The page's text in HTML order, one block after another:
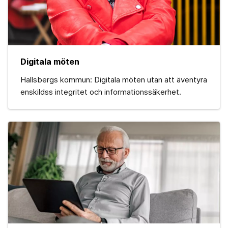
Digitala möten
Hallsbergs kommun: Digitala möten utan att äventyra
enskildss integritet och informationssäkerhet.